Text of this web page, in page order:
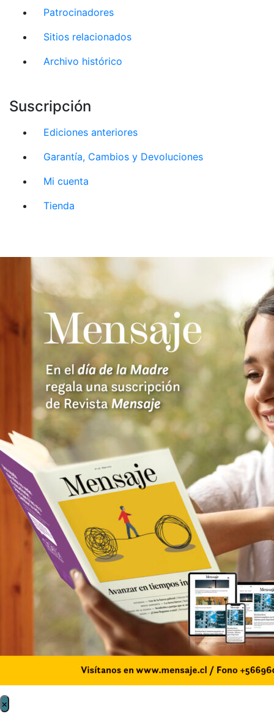
Patrocinadores
Sitios relacionados
Archivo histórico
Suscripción
Ediciones anteriores
Garantía, Cambios y Devoluciones
Mi cuenta
Tienda
×